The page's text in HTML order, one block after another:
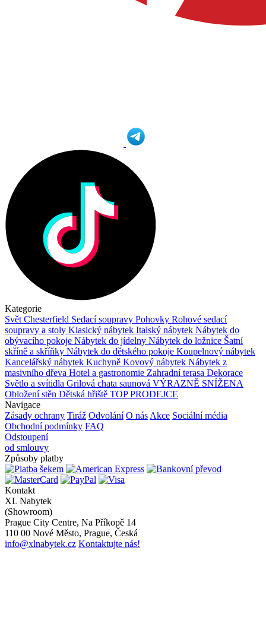
Kategorie
Svět Chesterfield Sedací soupravy Pohovky Rohové sedací
soupravy a stoly Klasický nábytek Italský nábytek Nábytek do
obývacího pokoje Nábytek do jídelny Nábytek do ložnice Šatní
skříně a skříňky Nábytek do dětského pokoje Koupelnový nábytek
Kancelářský nábytek Kuchyně Kovový nábytek Nábytek z
masivního dřeva Hotel a gastronomie Zahradní terasa Dekorace
Světlo a svítidla Grilová chata saunová VÝRAZNĚ SNÍŽENA
Obložení stěn Dětská hřiště TOP PRODEJCE
Navigace
Zásady ochrany Tiráž Odvolání O nás Akce Sociální média
Obchodní podmínky FAQ
Odstoupení
od smlouvy
Způsoby platby
Kontakt
XL Nabytek
(Showroom)
Prague City Centre, Na Příkopě 14
110 00 Nové Město, Prague, Česká
info@xlnabytek.cz Kontaktujte nás!